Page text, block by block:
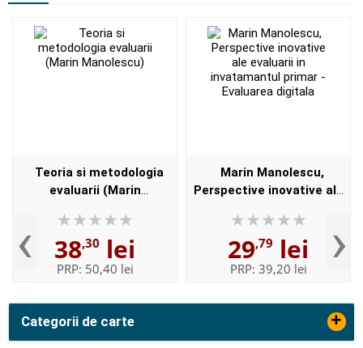
Categorii de carte +
‹
Teoria si metodologia
evaluarii (Marin
38,30 lei
PRP: 50,40 lei
Marin Manolescu,
Perspective inovative ale
primar - Evaluarea
digitala
29,79 lei
PRP: 39,20 lei ›